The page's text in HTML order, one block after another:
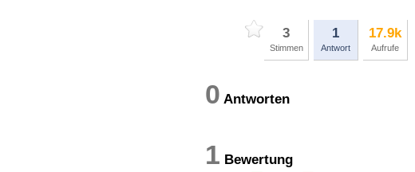
3
Stimmen
1
Antwort
17.9k
Aufrufe
0 Antworten
1 Bewertung